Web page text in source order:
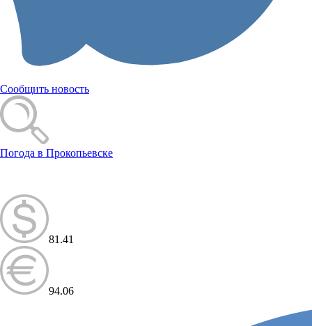
Сообщить новость
Погода в Прокопьевске
81.41
94.06